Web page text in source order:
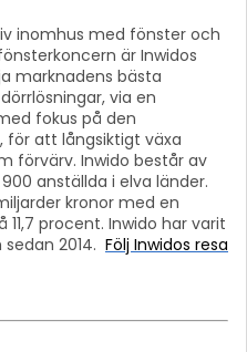
inomhus med fönster och
är Inwidos
marknadens bästa
via en
fokus på den
för att långsiktigt växa
förvärv. Inwido består av
anställda i elva länder.
kronor med en
procent. Inwido har varit
2014. Följ Inwidos resa